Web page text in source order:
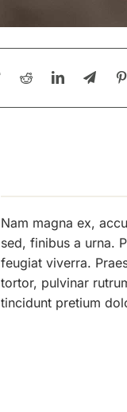
Nam magna ex,
sed, finibus a urna.
feugiat viverra.
tortor, pulvinar
tincidunt pretium